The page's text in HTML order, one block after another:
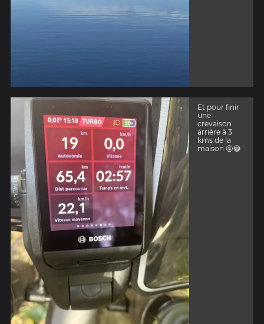
Et pour finir
une
crevaison
arrière à 3
kms de la
maison 🤬😂